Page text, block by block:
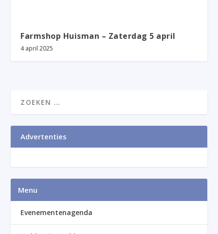
Farmshop Huisman – Zaterdag 5 april
4 april 2025
Advertenties
Menu
Evenementenagenda